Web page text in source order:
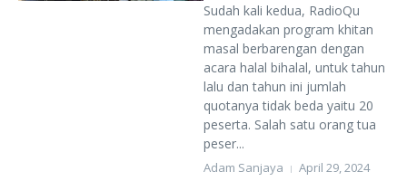
Sudah kali kedua, RadioQu
mengadakan program khitan
masal berbarengan dengan
acara halal bihalal, untuk tahun
lalu dan tahun ini jumlah
quotanya tidak beda yaitu 20
peserta. Salah satu orang tua
peser...
Adam Sanjaya April 29, 2024